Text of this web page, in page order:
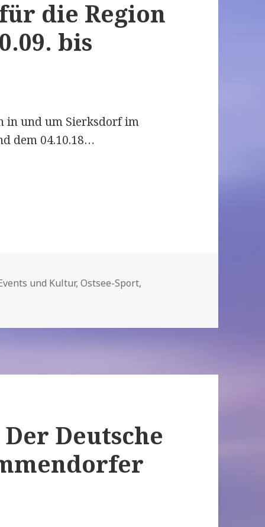
die Region
bis
in und um Sierksdorf im
dem 04.10.18…
Veranstaltungen für die
und Kultur,Ostsee-Sport,
Deutsche